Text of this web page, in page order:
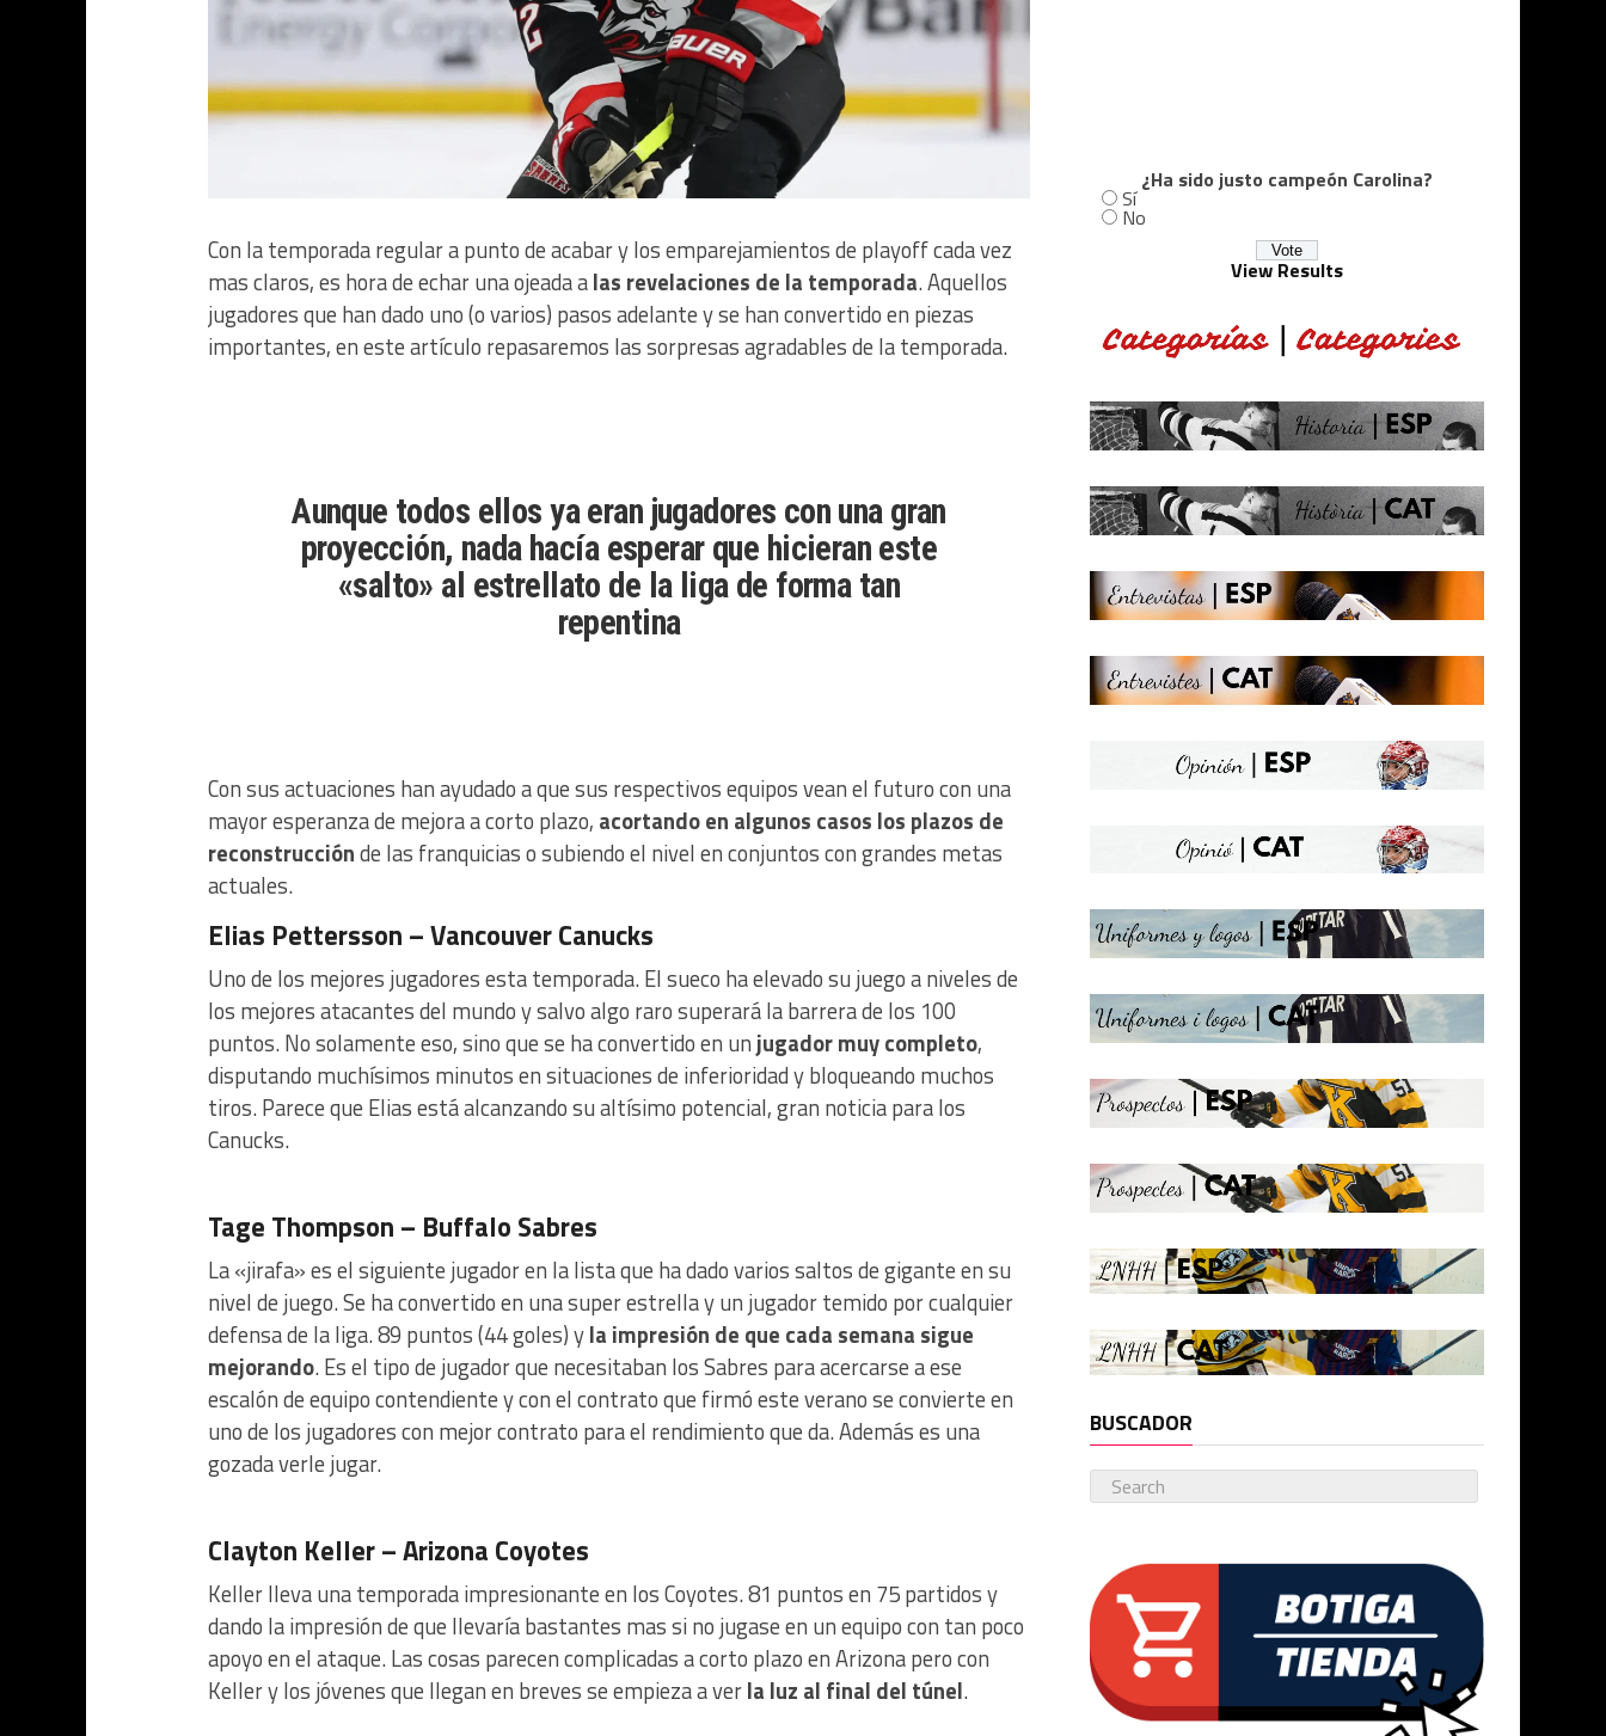
Con la temporada regular a punto de acabar y los emparejamientos de playoff cada vez
mas claros, es hora de echar una ojeada alas revelaciones de la temporada. Aquellos
jugadores que han dado uno (o varios) pasos adelante y se han convertido en piezas
importantes, en este artículo repasaremos las sorpresas agradables de la temporada.
Aunque todos ellos ya eran jugadores con una gran
proyección, nada hacía esperar que hicieran este
«salto» al estrellato de la liga de forma tan
repentina
Con sus actuaciones han ayudado a que sus respectivos equipos vean el futuro con una
mayor esperanza de mejora a corto plazo, acortando en algunos casos los plazos de
reconstrucciónde las franquicias o subiendo el nivel en conjuntos con grandes metas
actuales.
Elias Pettersson – Vancouver Canucks
Uno de los mejores jugadores esta temporada. El sueco ha elevado su juego a niveles de
los mejores atacantes del mundo y salvo algo raro superará la barrera de los 100
puntos. No solamente eso, sino que se ha convertido en unjugador muy completo,
disputando muchísimos minutos en situaciones de inferioridad y bloqueando muchos
tiros. Parece que Elias está alcanzando su altísimo potencial, gran noticia para los
Canucks.
Tage Thompson – Buffalo Sabres
La «jirafa» es el siguiente jugador en la lista que ha dado varios saltos de gigante en su
nivel de juego. Se ha convertido en una super estrella y un jugador temido por cualquier
defensa de la liga. 89 puntos (44 goles) yla impresión de que cada semana sigue
mejorando. Es el tipo de jugador que necesitaban los Sabres para acercarse a ese
escalón de equipo contendiente y con el contrato que firmó este verano se convierte en
uno de los jugadores con mejor contrato para el rendimiento que da. Además es una
gozada verle jugar.
Clayton Keller – Arizona Coyotes
Keller lleva una temporada impresionante en los Coyotes. 81 puntos en 75 partidos y
dando la impresión de que llevaría bastantes mas si no jugase en un equipo con tan poco
apoyo en el ataque. Las cosas parecen complicadas a corto plazo en Arizona pero con
Keller y los jóvenes que llegan en breves se empieza a verla luz al final del túnel.
¿Ha sido justo campeón Carolina?
Sí
No
View Results
BUSCADOR